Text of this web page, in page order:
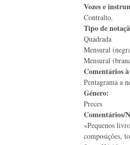
Vozes e
Contralto.
Tipo de
Quadrada
Mensural
Mensural
Comentários
Pentagrama a
Género:
Preces
Comentários/
«Pequenos
composições,